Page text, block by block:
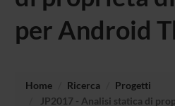
per Android
Home Ricerca
Progetti
JP2017 - Analisi statica di